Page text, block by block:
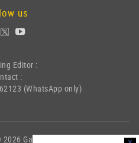
us
Editor :
:
(WhatsApp only)
Garshom